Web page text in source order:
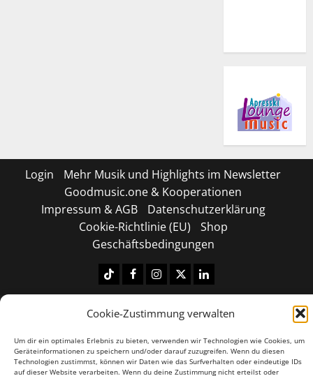
Cookie-Zustimmung verwalten
Um dir ein optimales Erlebnis zu bieten, verwenden wir Technologien wie Cookies, um
Geräteinformationen zu speichern und/oder darauf zuzugreifen. Wenn du diesen
Technologien zustimmst, können wir Daten wie das Surfverhalten oder eindeutige IDs
auf dieser Website verarbeiten. Wenn du deine Zustimmung nicht erteilst oder
Login
Mehr Musik und Highlights im Newsletter
Goodmusic.one & Kooperationen
Impressum & AGB
Datenschutzerklärung
Cookie-Richtlinie (EU)
Shop
Geschäftsbedingungen
TiktokFacebook
Instagram
X LinkedIN
Copyright © 2026 All rights reserved.|MoreNews
by